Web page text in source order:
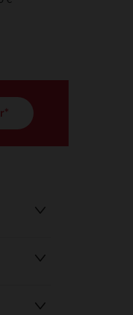
ervoor dat aan